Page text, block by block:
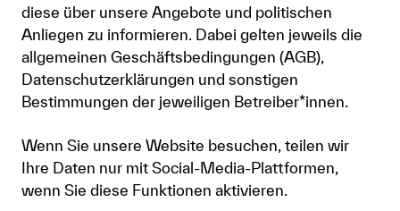
diese über unsere Angebote und politischen
Anliegen zu informieren. Dabei gelten jeweils die
allgemeinen Geschäftsbedingungen (AGB),
Datenschutzerklärungen und sonstigen
Bestimmungen der jeweiligen Betreiber*innen.
Wenn Sie unsere Website besuchen, teilen wir
Ihre Daten nur mit Social-Media-Plattformen,
wenn Sie diese Funktionen aktivieren.